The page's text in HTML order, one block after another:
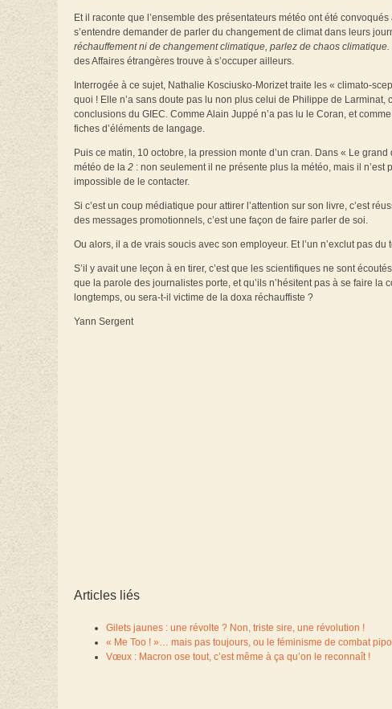
Et il raconte que l’ensemble des présentateurs météo ont été
s’entendre demander de parler du changement de climat dans leurs
réchauffement ni de changement climatique, parlez de chaos climatique.
des Affaires étrangères trouve à s’occuper ailleurs.
Interrogée à ce sujet, Nathalie Kosciusko-Morizet traite les « climato-
quoi ! Elle n’a sans doute pas lu non plus celui de Philippe de
conclusions du GIEC. Comme Alain Juppé n’a pas lu le Coran, et
fiches d’éléments de langage.
Puis ce matin, 10 octobre, la pression monte d’un cran. Dans « Le
météo de la 2 : non seulement il ne présente plus la météo, mais il n’est
impossible de le contacter.
Si c’est un coup médiatique pour attirer l’attention sur son livre, c’est
des messages promotionnels, c’est une façon de faire parler de soi.
Ou alors, il a de vrais soucis avec son employeur. Et l’un n’exclut pas du
S’il y avait une leçon à en tirer, c’est que les scientifiques ne sont
que la parole des journalistes porte, et qu’ils n’hésitent pas à se faire
longtemps, ou sera-t-il victime de la doxa réchauffiste ?
Yann Sergent
Articles liés
Gilets jaunes : une révolte ? Non, triste sire, une révolution !
« Me Too ! »… mais pas toujours, ou le féminisme de combat
Vœux : Macron ose tout, c’est même à ça qu’on le reconnaît !